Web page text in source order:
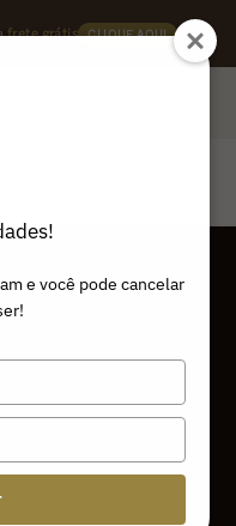
frete grátis CLIQUE AQUI
ENCONTRAR
e você pode cancelar